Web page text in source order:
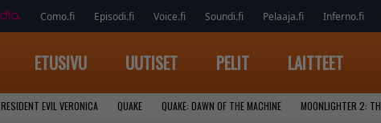
Como.fi Episodi.fi Voice.fi Soundi.fi Pelaaja.fi Inferno.fi
ETUSIVU UUTISET PELIT LAITTEET
RESIDENT EVIL VERONICA QUAKE QUAKE: DAWN OF THE MACHINE MOONLIGHTER 2: